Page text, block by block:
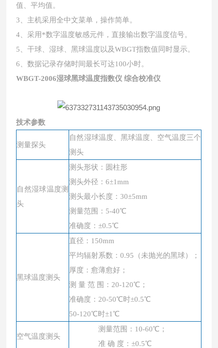
值、平均值。
3、 主机采用全中文菜单，操作简单。
4、采用*数字温度敏感元件，直接输出数字温度信号。
5、干球、湿球、黑球温度以及WBGT指数值同时显示。
6、数据记录存储时间最长可达100小时。
WBGT-2006湿球黑球温度指数仪 综合校准仪
技术参数
测量探头
自然湿球温度、黑球温度、空气温度三个
测头
自然湿球温度测
头
测头形状： 圆柱形
测头外径：6±1mm
测头最小长度：30±5mm
测量范围： 5-40℃
准确度：±0.5℃
黑球温度测头
直径： 150mm
平均辐射系数：0.95（未抛光的黑球）；
厚度：愈薄愈好；
测 量 范 围： 20-120℃；
准确度： 20-50℃时±0.5℃
50-120℃时±1℃
空气温度测头
测量范围： 10-60℃；
准 确 度：±0.5℃